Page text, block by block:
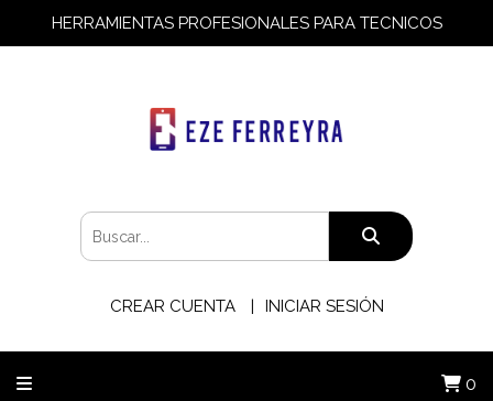
HERRAMIENTAS PROFESIONALES PARA TECNICOS
CREAR CUENTA INICIAR SESIÓN
0